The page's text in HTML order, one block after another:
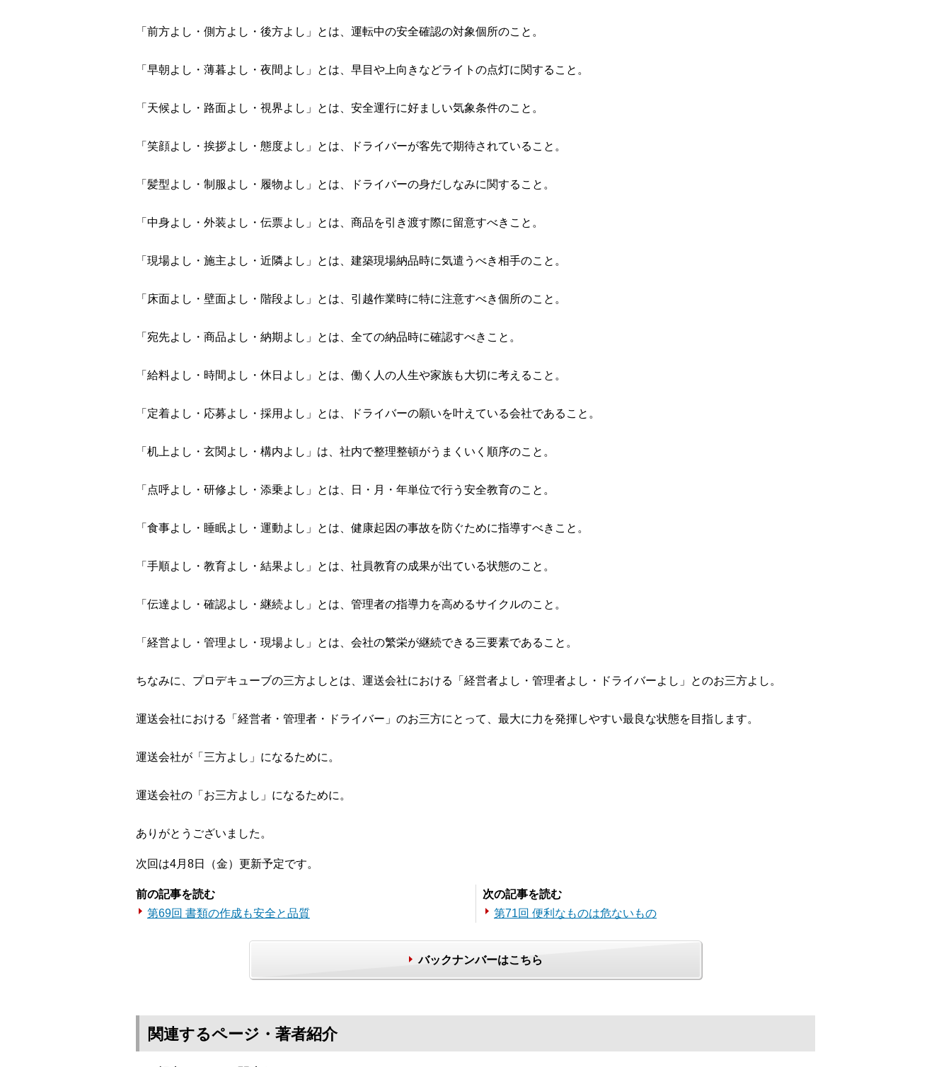
「前方よし・側方よし・後方よし」とは、運転中の安全確認の対象個所のこと。
「早朝よし・薄暮よし・夜間よし」とは、早目や上向きなどライトの点灯に関すること。
「天候よし・路面よし・視界よし」とは、安全運行に好ましい気象条件のこと。
「笑顔よし・挨拶よし・態度よし」とは、ドライバーが客先で期待されていること。
「髪型よし・制服よし・履物よし」とは、ドライバーの身だしなみに関すること。
「中身よし・外装よし・伝票よし」とは、商品を引き渡す際に留意すべきこと。
「現場よし・施主よし・近隣よし」とは、建築現場納品時に気遣うべき相手のこと。
「床面よし・壁面よし・階段よし」とは、引越作業時に特に注意すべき個所のこと。
「宛先よし・商品よし・納期よし」とは、全ての納品時に確認すべきこと。
「給料よし・時間よし・休日よし」とは、働く人の人生や家族も大切に考えること。
「定着よし・応募よし・採用よし」とは、ドライバーの願いを叶えている会社であること。
「机上よし・玄関よし・構内よし」は、社内で整理整頓がうまくいく順序のこと。
「点呼よし・研修よし・添乗よし」とは、日・月・年単位で行う安全教育のこと。
「食事よし・睡眠よし・運動よし」とは、健康起因の事故を防ぐために指導すべきこと。
「手順よし・教育よし・結果よし」とは、社員教育の成果が出ている状態のこと。
「伝達よし・確認よし・継続よし」とは、管理者の指導力を高めるサイクルのこと。
「経営よし・管理よし・現場よし」とは、会社の繁栄が継続できる三要素であること。
ちなみに、プロデキューブの三方よしとは、運送会社における「経営者よし・管理者よし・ドライバーよし」とのお三方よし。
運送会社における「経営者・管理者・ドライバー」のお三方にとって、最大に力を発揮しやすい最良な状態を目指します。
運送会社が「三方よし」になるために。
運送会社の「お三方よし」になるために。
ありがとうございました。
次回は4月8日（金）更新予定です。
前の記事を読む
第69回 書類の作成も安全と品質
次の記事を読む
第71回 便利なものは危ないもの
バックナンバーはこちら
関連するページ・著者紹介